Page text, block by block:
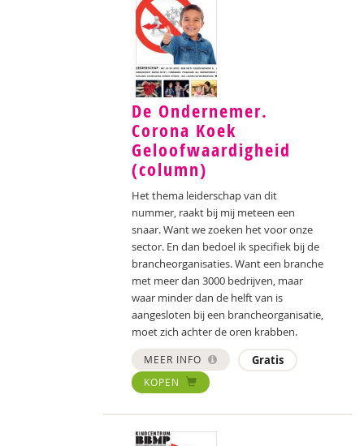
De Ondernemer.
Corona Koek
Geloofwaardigheid
(column)
Het thema leiderschap van dit
nummer, raakt bij mij meteen een
snaar. Want we zoeken het voor onze
sector. En dan bedoel ik specifiek bij de
brancheorganisaties. Want een branche
met meer dan 3000 bedrijven, maar
waar minder dan de helft van is
aangesloten bij een brancheorganisatie,
moet zich achter de oren krabben.
MEER INFO Gratis
KOPEN